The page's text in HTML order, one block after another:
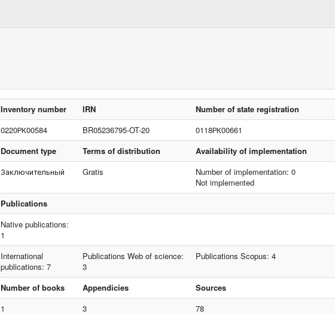
Inventory number IRN
Number of state registration
0220РК00584
BR05236795-OT-20
0118РК00661
Document type
Terms of distribution
Availability of implementation
Заключительный
Gratis
Number of implementation: 0
Not implemented
Publications
Native publications:
1
International
publications: 7
Publications Web of science:
3
Publications Scopus: 4
Number of books Appendicies
Sources
1
3
78